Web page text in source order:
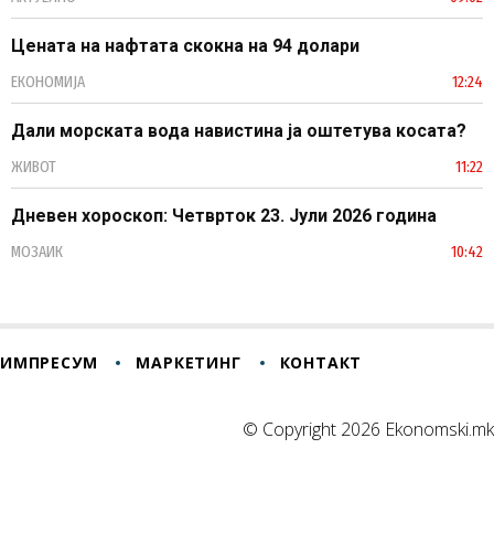
Цената на нафтата скокна на 94 долари
ЕКОНОМИЈА 12:24
Дали морската вода навистина ја оштетува косата?
ЖИВОТ 11:22
Дневен хороскоп: Четврток 23. Јули 2026 година
МОЗАИК 10:42
ИМПРЕСУМ МАРКЕТИНГ КОНТАКТ
© Copyright 2026 Ekonomski.mk